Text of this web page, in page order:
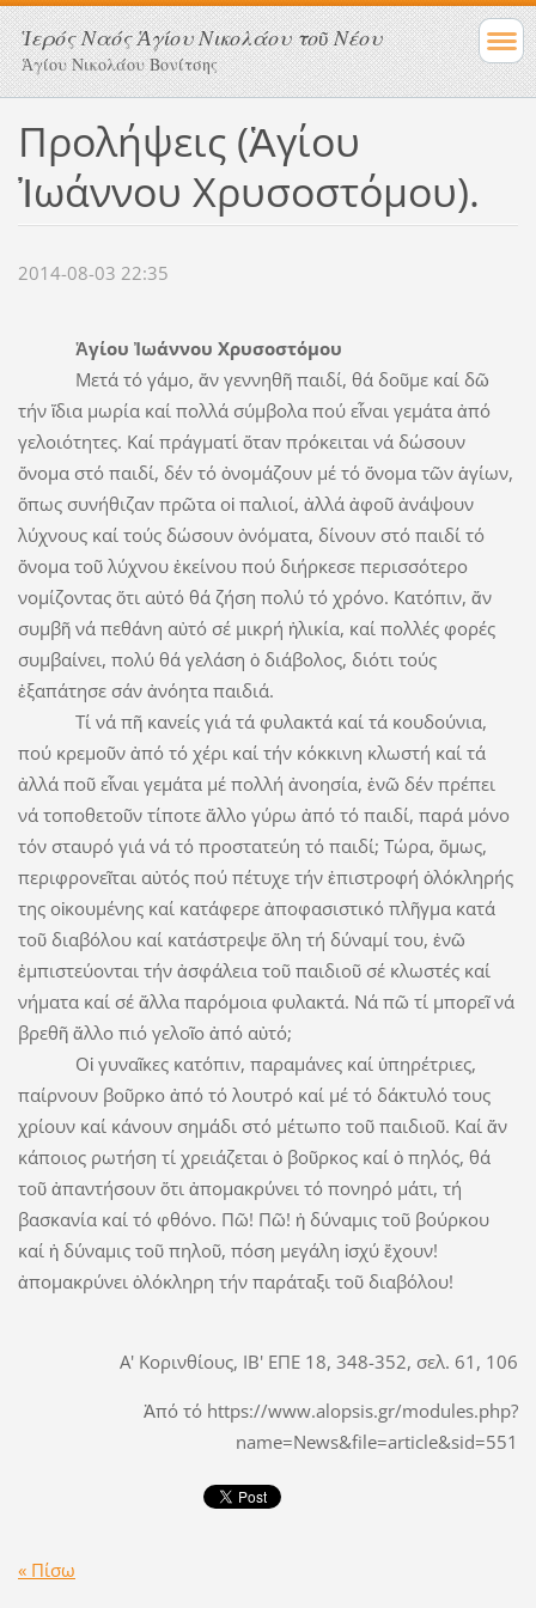
Ἱερός Ναός Ἁγίου Νικολάου τοῦ Νέου
Ἁγίου Νικολάου Βονίτσης
Προλήψεις (Ἁγίου
Ἰωάννου Χρυσοστόμου).
2014-08-03 22:35
Ἁγίου Ἰωάννου Χρυσοστόμου
Μετά τό γάμο, ἄν γεννηθῆ παιδί, θά δοῦμε καί δῶ
τήν ἴδια μωρία καί πολλά σύμβολα πού εἶναι γεμάτα ἀπό
γελοιότητες. Καί πράγματι΄ ὅταν πρόκειται νά δώσουν
ὄνομα στό παιδί, δέν τό ὀνομάζουν μέ τό ὄνομα τῶν ἁγίων,
ὅπως συνήθιζαν πρῶτα οἱ παλιοί, ἀλλά ἀφοῦ ἀνάψουν
λύχνους καί τούς δώσουν ὀνόματα, δίνουν στό παιδί τό
ὄνομα τοῦ λύχνου ἐκείνου πού διήρκεσε περισσότερο
νομίζοντας ὅτι αὐτό θά ζήση πολύ τό χρόνο. Κατόπιν, ἄν
συμβῆ νά πεθάνη αὐτό σέ μικρή ἡλικία, καί πολλές φορές
συμβαίνει, πολύ θά γελάση ὁ διάβολος, διότι τούς
ἐξαπάτησε σάν ἀνόητα παιδιά.
Τί νά πῆ κανείς γιά τά φυλακτά καί τά κουδούνια,
πού κρεμοῦν ἀπό τό χέρι καί τήν κόκκινη κλωστή καί τά
ἀλλά ποῦ εἶναι γεμάτα μέ πολλή ἀνοησία, ἐνῶ δέν πρέπει
νά τοποθετοῦν τίποτε ἄλλο γύρω ἀπό τό παιδί, παρά μόνο
τόν σταυρό γιά νά τό προστατεύη τό παιδί; Τώρα, ὅμως,
περιφρονεῖται αὐτός πού πέτυχε τήν ἐπιστροφή ὁλόκληρής
της οἰκουμένης καί κατάφερε ἀποφασιστικό πλῆγμα κατά
τοῦ διαβόλου καί κατάστρεψε ὅλη τή δύναμί του, ἐνῶ
ἐμπιστεύονται τήν ἀσφάλεια τοῦ παιδιοῦ σέ κλωστές καί
νήματα καί σέ ἄλλα παρόμοια φυλακτά. Νά πῶ τί μπορεῖ νά
βρεθῆ ἄλλο πιό γελοῖο ἀπό αὐτό;
Οἱ γυναῖκες κατόπιν, παραμάνες καί ὑπηρέτριες,
παίρνουν βοῦρκο ἀπό τό λουτρό καί μέ τό δάκτυλό τους
χρίουν καί κάνουν σημάδι στό μέτωπο τοῦ παιδιοῦ. Καί ἄν
κάποιος ρωτήση τί χρειάζεται ὁ βοῦρκος καί ὁ πηλός, θά
τοῦ ἀπαντήσουν ὅτι ἀπομακρύνει τό πονηρό μάτι, τή
βασκανία καί τό φθόνο. Πῶ! Πῶ! ἡ δύναμις τοῦ βούρκου
καί ἡ δύναμις τοῦ πηλοῦ, πόση μεγάλη ἰσχύ ἔχουν!
ἀπομακρύνει ὁλόκληρη τήν παράταξι τοῦ διαβόλου!
Α' Κορινθίους, ΙΒ' ΕΠΕ 18, 348-352, σελ. 61, 106
Ἀπό τό https://www.alopsis.gr/modules.php?
name=News&file=article&sid=551
« Πίσω